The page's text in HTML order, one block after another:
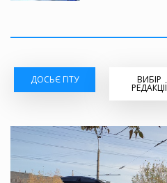
ДОСЬЄ ГІТУ ВИБІР
РЕДАКЦІЇ